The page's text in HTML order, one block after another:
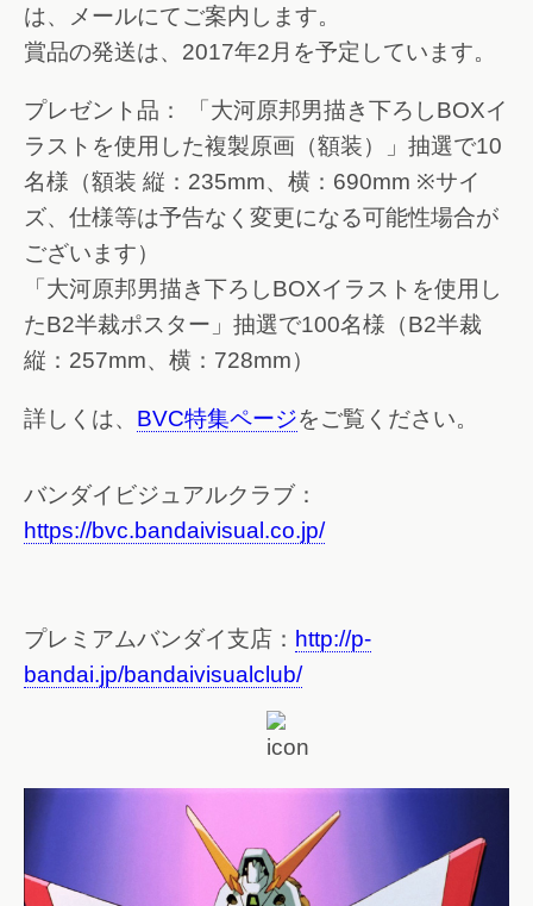
は、メールにてご案内します。
賞品の発送は、2017年2月を予定しています。
プレゼント品： 「大河原邦男描き下ろしBOXイ
ラストを使用した複製原画（額装）」抽選で10
名様（額装 縦：235mm、横：690mm ※サイ
ズ、仕様等は予告なく変更になる可能性場合が
ございます）
「大河原邦男描き下ろしBOXイラストを使用し
たB2半裁ポスター」抽選で100名様（B2半裁
縦：257mm、横：728mm）
詳しくは、 BVC特集ページをご覧ください。
バンダイビジュアルクラブ：
https://bvc.bandaivisual.co.jp/
プレミアムバンダイ支店： http://p-
bandai.jp/bandaivisualclub/